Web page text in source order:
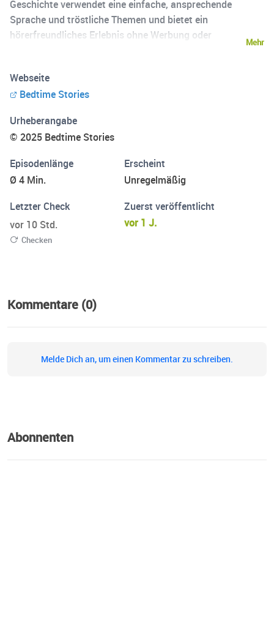
Geschichte verwendet eine einfache, ansprechende
Sprache und tröstliche Themen und bietet ein
hörerfreundliches Erlebnis ohne Werbung oder
frische Gute-Nacht-Abenteuer mitbringt, um jede
Geschichte vor dem Schlafengehen zu etwas Besonderem
Ihr Kind auf https://www.bedtime-stories.fun
Mehr
Webseite
Bedtime Stories
Urheberangabe
© 2025 Bedtime Stories
Episodenlänge
Ø 4 Min.
Erscheint
Unregelmäßig
Letzter Check
vor 10 Std.
Checken
Zuerst veröffentlicht
vor 1 J.
Kommentare (0)
Melde Dich an, um einen Kommentar zu schreiben.
Abonnenten